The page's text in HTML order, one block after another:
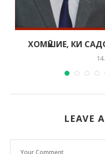
ХОМӮШИЕ, КИ
LEAVE